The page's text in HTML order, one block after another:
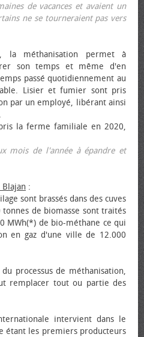
de vacances et avaient un
ne se tourneraient pas vers
la méthanisation permet à
son temps et même d'en
passé quotidiennement au
Lisier et fumier sont pris
par un employé, libérant ainsi
la ferme familiale en 2020,
mois de l'année à épandre et
Blajan :
sont brassés dans des cuves
tonnes de biomasse sont traités
MWh(*) de bio-méthane ce qui
en gaz d'une ville de 12.000
processus de méthanisation,
remplacer tout ou partie des
intervient dans le
étant les premiers producteurs